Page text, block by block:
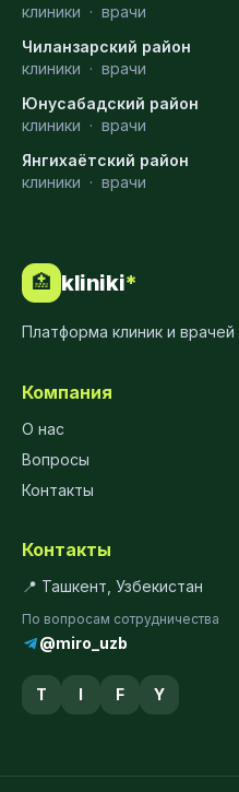
клиники · врачи
Чиланзарский район
клиники · врачи
Юнусабадский район
клиники · врачи
Янгихаётский район
клиники · врачи
🏥 kliniki*
Платформа клиник и врачей
Компания
О нас
Вопросы
Контакты
Контакты
📍 Ташкент, Узбекистан
По вопросам сотрудничества
@miro_uzb
T I F Y